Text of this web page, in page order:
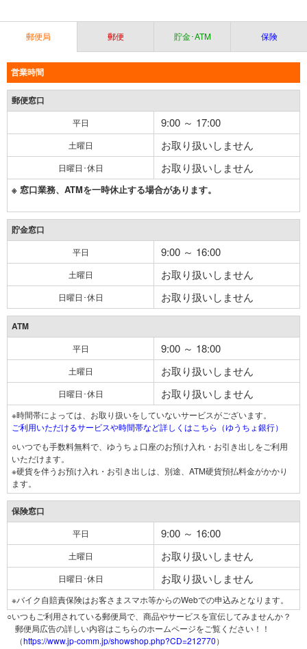
郵便局 郵便 貯金･ATM 保険
営業時間
郵便窓口
平日 9:00 ～ 17:00
土曜日 お取り扱いしません
日曜日･休日 お取り扱いしません
※ 窓口業務、ATMを一時休止する場合があります。
貯金窓口
平日 9:00 ～ 16:00
土曜日 お取り扱いしません
日曜日･休日 お取り扱いしません
ATM
平日 9:00 ～ 18:00
土曜日 お取り扱いしません
日曜日･休日 お取り扱いしません
※時間帯によっては、お取り扱いをしていないサービスがございます。
ご利用いただけるサービスや時間帯など詳しくはこちら（ゆうちょ銀行）
○いつでも手数料無料で、ゆうちょ口座のお預け入れ・お引き出しをご利用
いただけます。
※硬貨を伴うお預け入れ・お引き出しは、別途、ATM硬貨預払料金がかかり
ます。
保険窓口
平日 9:00 ～ 16:00
土曜日 お取り扱いしません
日曜日･休日 お取り扱いしません
※バイク自賠責保険はお客さまスマホ等からのWebでの申込みとなります。
○いつもご利用されている郵便局で、商品やサービスを宣伝してみませんか？
郵便局広告の詳しい内容はこちらのホームページをご覧ください！！
（https://www.jp-comm.jp/showshop.php?CD=212770）